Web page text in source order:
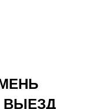
ВЫЕЗД